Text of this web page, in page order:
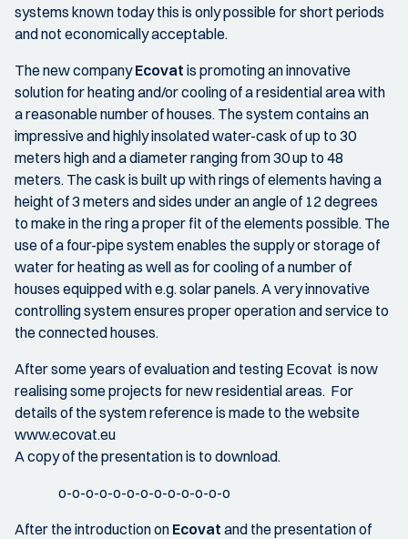
systems known today this is only possible for short periods
and not economically acceptable.
The new companyEcovat is promoting an innovative
solution for heating and/or cooling of a residential area with
a reasonable number of houses. The system contains an
impressive and highly insolated water-cask of up to 30
meters high and a diameter ranging from 30 up to 48
meters. The cask is built up with rings of elements having a
height of 3 meters and sides under an angle of 12 degrees
to make in the ring a proper fit of the elements possible. The
use of a four-pipe system enables the supply or storage of
water for heating as well as for cooling of a number of
houses equipped with e.g. solar panels. A very innovative
controlling system ensures proper operation and service to
the connected houses.
After some years of evaluation and testing Ecovat is now
realising some projects for new residential areas. For
details of the system reference is made to the website
www.ecovat.eu
A copy of the presentation is to download.
o-o-o-o-o-o-o-o-o-o-o-o-o
After the introduction on Ecovat and the presentation of